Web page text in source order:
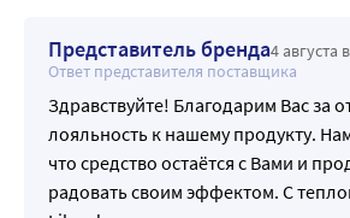
Представитель бренда4 августа
Ответ представителя поставщика
Здравствуйте! Благодарим Вас за
лояльность к нашему продукту.
что средство остаётся с Вами и
радовать своим эффектом. С